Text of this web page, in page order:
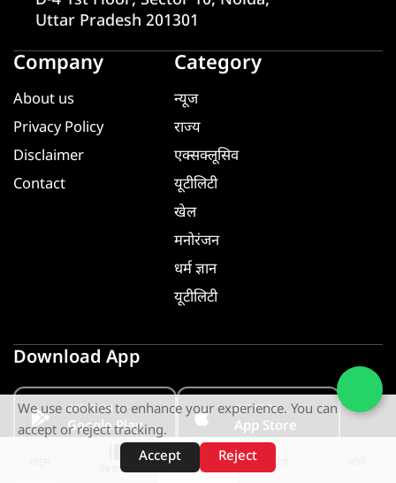
वेब स्टोरीज़
Uttar Pradesh 201301
Company
About us
Privacy Policy
Disclaimer
Contact
Category
न्यूज
राज्य
एक्सक्लूसिव
यूटीलिटी
खेल
मनोरंजन
धर्म ज्ञान
यूटीलिटी
Download App
GET IT ON
Google Play
GET IT ON
App Store
We use cookies to enhance your experience. You can
accept or reject tracking.
Accept
Reject